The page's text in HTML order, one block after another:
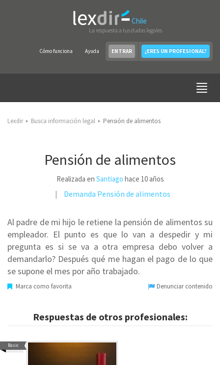
Chile
La respuesta a tus dudas legales
Cómo funciona Ayuda ENTRAR ¿ERES UN PROFESIONAL?
Lexdir Busca información legal Pensión de alimentos
Pensión de alimentos
Realizada en Santiago hace 10 años
Demanda Pensión de alimentos
Al padre de mi hijo le retiene la pensión de alimentos su
empleador. El punto es que lo van a despedir y mi
pregunta es si se va a otra empresa debo volver a
demandarlo? Después qué me hagan el pago de lo que
se supone el mes por año trabajado.
Marca como favorita Denunciar contenido
Respuestas de otros profesionales:
Basic